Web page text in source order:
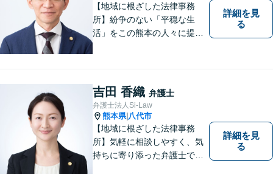
【地域に根ざした法律事務
所】紛争のない「平穏な生
活」をこの熊本の人々に提供
す。一人でも多くの熊本地域
の人たちに紛争のない「平穏
な生活」を提供するという志
を持って日々の仕事に取り組
んでまいります。
詳細を見
る
吉田 香織 弁護士
弁護士法人Si-Law
熊本県| 八代市
【地域に根ざした法律事務
所】気軽に相談しやすく、気
持ちに寄り添った弁護士であ
詳細を見
る